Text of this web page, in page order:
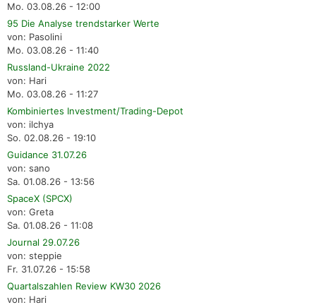
Mo. 03.08.26 - 12:00
95 Die Analyse trendstarker Werte
von: Pasolini
Mo. 03.08.26 - 11:40
Russland-Ukraine 2022
von: Hari
Mo. 03.08.26 - 11:27
Kombiniertes Investment/Trading-Depot
von: ilchya
So. 02.08.26 - 19:10
Guidance 31.07.26
von: sano
Sa. 01.08.26 - 13:56
SpaceX (SPCX)
von: Greta
Sa. 01.08.26 - 11:08
Journal 29.07.26
von: steppie
Fr. 31.07.26 - 15:58
Quartalszahlen Review KW30 2026
von: Hari